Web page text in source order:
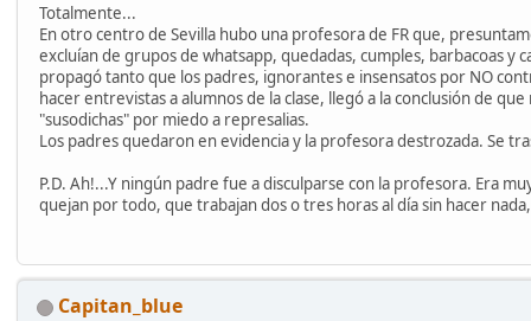
Totalmente...
En otro centro de Sevilla hubo una profesora de FR que,
excluían de grupos de whatsapp, quedadas, cumples, barbacoas y
propagó tanto que los padres, ignorantes e insensatos por NO
hacer entrevistas a alumnos de la clase, llegó a la conclusión de
"susodichas" por miedo a represalias.
Los padres quedaron en evidencia y la profesora destrozada. Se
P.D. Ah!...Y ningún padre fue a disculparse con la profesora. Era
quejan por todo, que trabajan dos o tres horas al día sin hacer
Capitan_blue